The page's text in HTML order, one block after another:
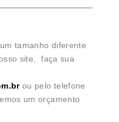
tamanho diferente
site, faça sua
ou pelo telefone
um orçamento